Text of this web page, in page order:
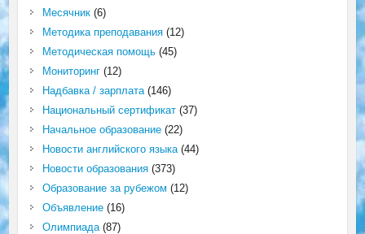
Месячник(6)
Методика преподавания(12)
Методическая помощь(45)
Мониторинг(12)
Надбавка / зарплата(146)
Национальный сертификат(37)
Начальное образование(22)
Новости английского языка(44)
Новости образования(373)
Образование за рубежом (12)
Объявление(16)
Олимпиада(87)